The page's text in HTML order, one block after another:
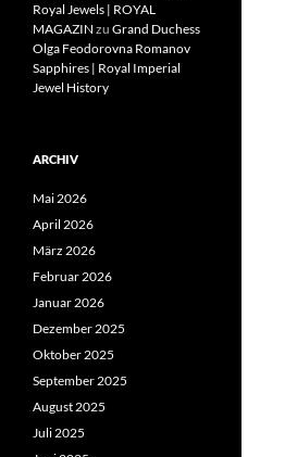
Royal Jewels | ROYAL
MAGAZIN zu Grand Duchess
Olga Feodorovna Romanov
Sapphires | Royal Imperial
Jewel History
ARCHIV
Mai 2026
April 2026
März 2026
Februar 2026
Januar 2026
Dezember 2025
Oktober 2025
September 2025
August 2025
Juli 2025